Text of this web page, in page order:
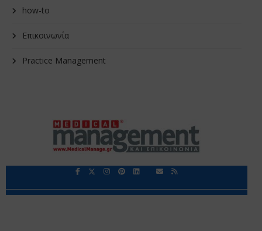
how-to
Επικοινωνία
Practice Management